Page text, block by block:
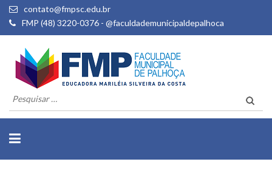
contato@fmpsc.edu.br
FMP (48) 3220-0376 - @faculdademunicipaldepalhoca
Pesquisar
por: